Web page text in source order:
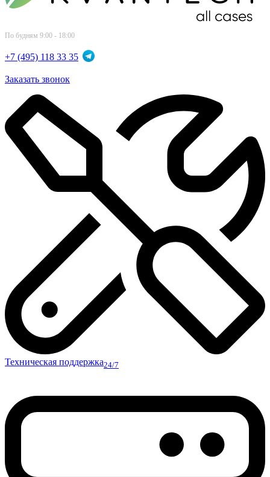
По будням 9:00 - 18:00
+7 (495) 118 33 35
Заказать звонок
Техническая поддержка24/7